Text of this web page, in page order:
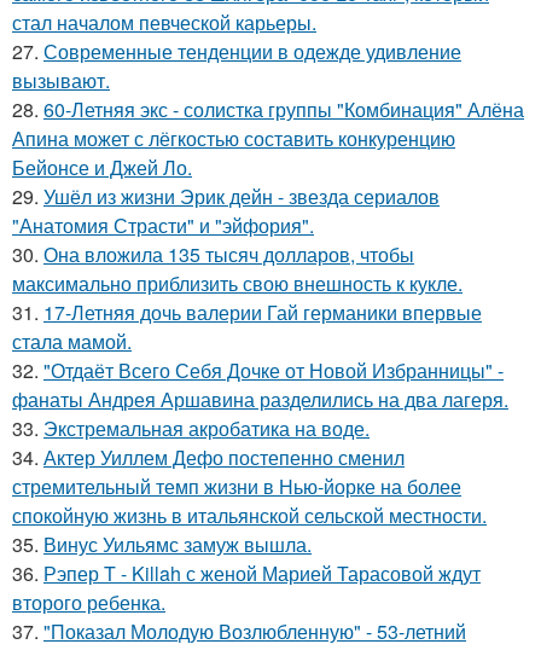
стал началом певческой карьеры.
27. Современные тенденции в одежде удивление
вызывают.
28. 60-Летняя экс - солистка группы "Комбинация" Алёна
Апина может с лёгкостью составить конкуренцию
Бейонсе и Джей Ло.
29. Ушёл из жизни Эрик дейн - звезда сериалов
"Анатомия Страсти" и "эйфория".
30. Она вложила 135 тысяч долларов, чтобы
максимально приблизить свою внешность к кукле.
31. 17-Летняя дочь валерии Гай германики впервые
стала мамой.
32. "Отдаёт Всего Себя Дочке от Новой Избранницы" -
фанаты Андрея Аршавина разделились на два лагеря.
33. Экстремальная акробатика на воде.
34. Актер Уиллем Дефо постепенно сменил
стремительный темп жизни в Нью-йорке на более
спокойную жизнь в итальянской сельской местности.
35. Винус Уильямс замуж вышла.
36. Рэпер T - Killah с женой Марией Тарасовой ждут
второго ребенка.
37. "Показал Молодую Возлюбленную" - 53-летний